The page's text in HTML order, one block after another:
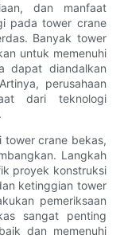
dan manfaat
pada tower crane
Banyak tower
untuk memenuhi
dapat diandalkan
perusahaan
dari teknologi
tower crane bekas,
Langkah
proyek konstruksi
ketinggian tower
pemeriksaan
sangat penting
dan memenuhi